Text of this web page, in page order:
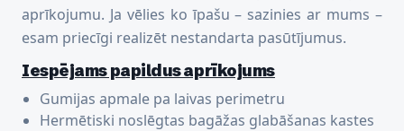
aprīkojumu. Ja vēlies ko īpašu – sazinies ar mums –
esam priecīgi realizēt nestandarta pasūtījumus.
Iespējams papildus aprīkojums
Gumijas apmale pa laivas perimetru
Hermētiski noslēgtas bagāžas glabāšanas kastes